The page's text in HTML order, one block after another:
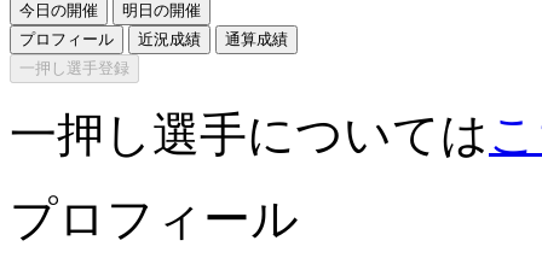
今日の開催
明日の開催
プロフィール
近況成績
通算成績
一押し選手登録
一押し選手については
プロフィール